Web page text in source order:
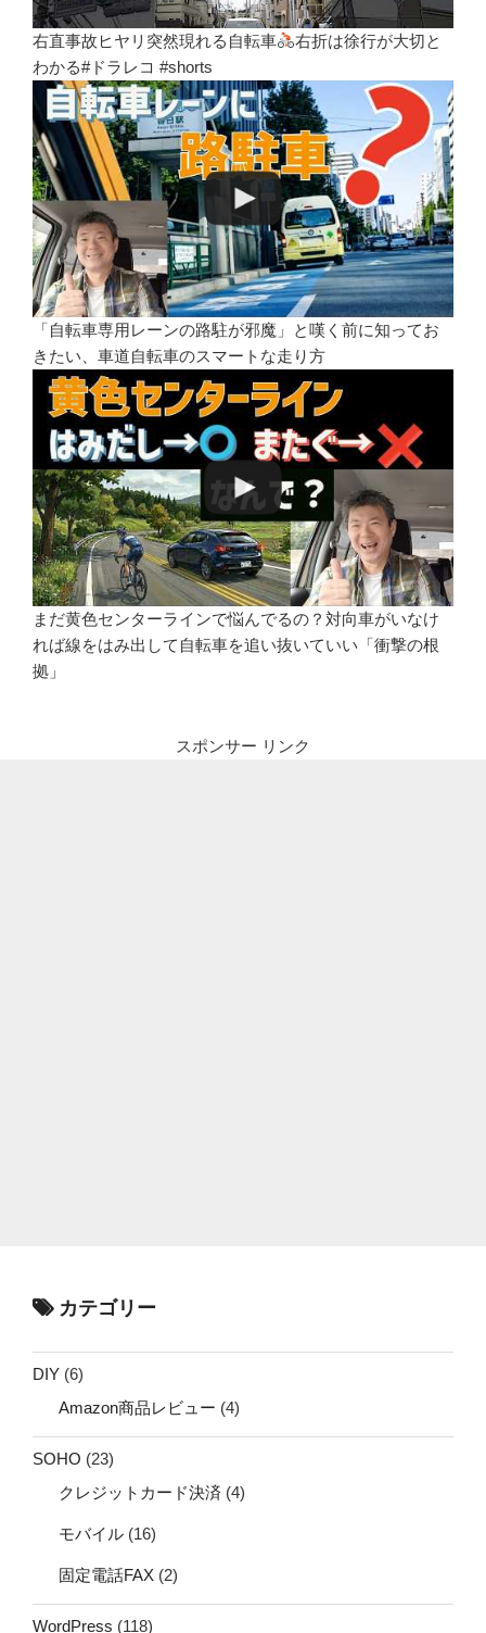
右直事故ヒヤリ突然現れる自転車
右折は徐行が大切と
わかる#ドラレコ #shorts
「自転車専用レーンの路駐が邪魔」と嘆く前に知ってお
きたい、車道自転車のスマートな走り方
まだ黄色センターラインで悩んでるの？対向車がいなけ
れば線をはみ出して自転車を追い抜いていい「衝撃の根
拠」
スポンサー リンク
カテゴリー
DIY (6)
Amazon商品レビュー (4)
SOHO (23)
クレジットカード決済 (4)
モバイル (16)
固定電話FAX (2)
WordPress (118)